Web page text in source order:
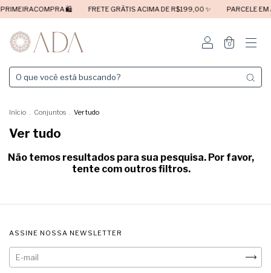
🛍️ FRETE GRÁTIS ACIMA DE R$199,00 ✨ PARCELE EM ATÉ 6X
0
Início . Conjuntos . Ver tudo
Ver tudo
Não temos resultados para sua pesquisa. Por favor,
tente com outros filtros.
ASSINE NOSSA NEWSLETTER